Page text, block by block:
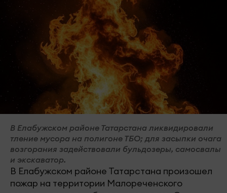
В Елабужском районе Татарстана ликвидировали
тление мусора на полигоне ТБО; для засыпки очага
возгорания задействовали бульдозеры, самосвалы
и экскаватор.
В Елабужском районе Татарстана произошел
пожар на территории Малореченского